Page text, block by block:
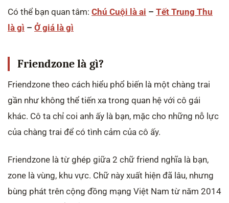
Có thể bạn quan tâm: Chú Cuội là ai – Tết Trung Thu
là gì – Ở giá là gì
Friendzone là gì?
Friendzone theo cách hiểu phổ biến là một chàng trai
gần như không thể tiến xa trong quan hệ với cô gái
khác. Cô ta chỉ coi anh ấy là bạn, mặc cho những nỗ lực
của chàng trai để có tình cảm của cô ấy.
Friendzone là từ ghép giữa 2 chữ friend nghĩa là bạn,
zone là vùng, khu vực. Chữ này xuất hiện đã lâu, nhưng
bùng phát trên cộng đồng mạng Việt Nam từ năm 2014